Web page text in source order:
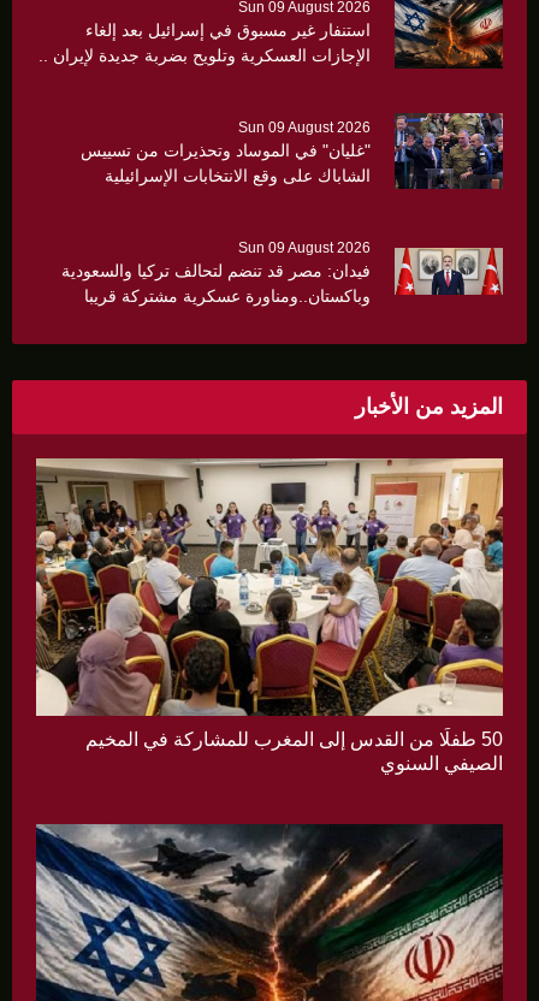
Sun 09 August 2026
استنفار غير مسبوق في إسرائيل بعد إلغاء
الإجازات العسكرية وتلويح بضربة جديدة لإيران ..
Sun 09 August 2026
"غليان" في الموساد وتحذيرات من تسييس
الشاباك على وقع الانتخابات الإسرائيلية
Sun 09 August 2026
فيدان: مصر قد تنضم لتحالف تركيا والسعودية
وباكستان..ومناورة عسكرية مشتركة قريبا
المزيد من الأخبار
50 طفلًا من القدس إلى المغرب للمشاركة في المخيم
الصيفي السنوي